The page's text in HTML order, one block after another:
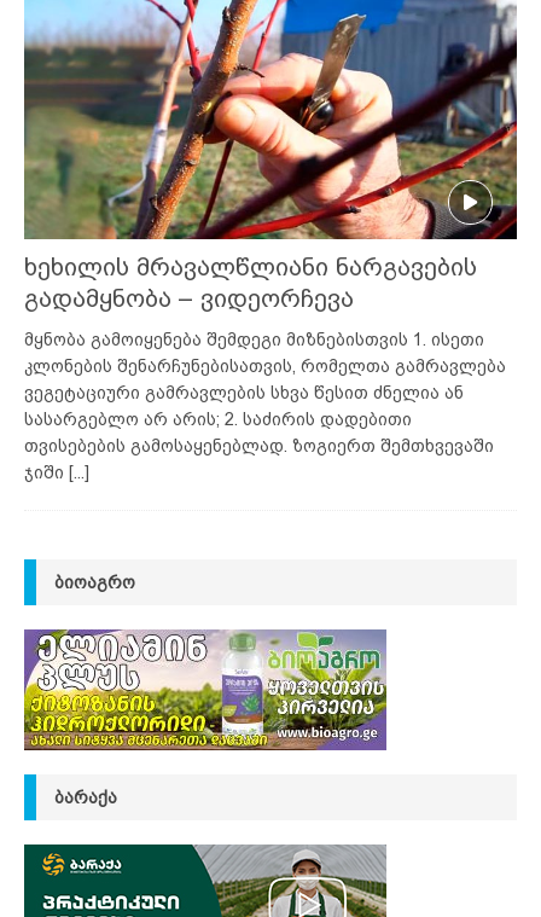
ხეხილის მრავალწლიანი ნარგავების
გადამყნობა – ვიდეორჩევა
მყნობა გამოიყენება შემდეგი მიზნებისთვის 1. ისეთი
კლონების შენარჩუნებისათვის, რომელთა გამრავლება
ვეგეტაციური გამრავლების სხვა წესით ძნელია ან
სასარგებლო არ არის; 2. საძირის დადებითი
თვისებების გამოსაყენებლად. ზოგიერთ შემთხვევაში
ჯიში [...]
ᲑᲘᲝᲐᲒᲠᲝ
ᲑᲐᲠᲐᲥᲐ